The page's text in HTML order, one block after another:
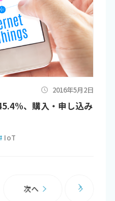
2016年5月2日
、購入・申し込み
IoT
次へ